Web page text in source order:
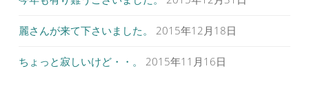
麗さんが来て下さいました。 2015年12月18日
ちょっと寂しいけど・・。 2015年11月16日